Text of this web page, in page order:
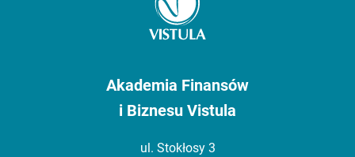
Akademia Finansów
i Biznesu Vistula
ul. Stokłosy 3